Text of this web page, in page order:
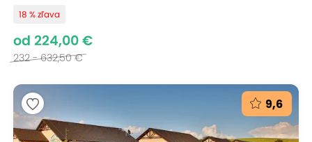
18 % zľava
od 224,00 €
232 - 632,50 €
9,6